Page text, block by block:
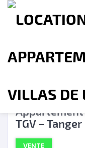
A
Appartement
TGV – Tanger
VENTE